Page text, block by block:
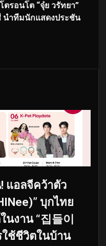
รอนโต “จุ๋ย วรัทยา”
ำทีมนักแสดงประชัน
แอลจีคว้าตัว
บุกไทย
งาน “집들이
ใช้ชีวิตในบ้าน